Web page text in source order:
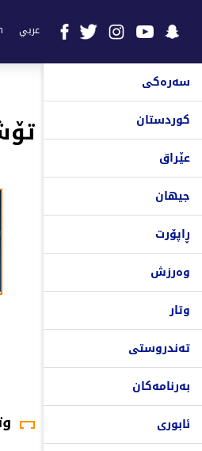
عربي
سەرەکی
کوردستان
عێراق
جیهان
ڕاپۆرت
وەرزش
وتار
تەندروستی
بەرنامەکان
ئابوری